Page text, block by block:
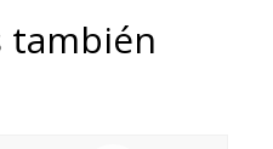
también